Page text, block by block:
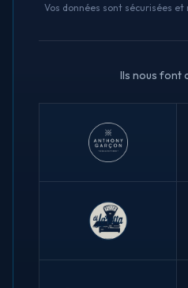
Vos données sont sécurisées
Ils nous font